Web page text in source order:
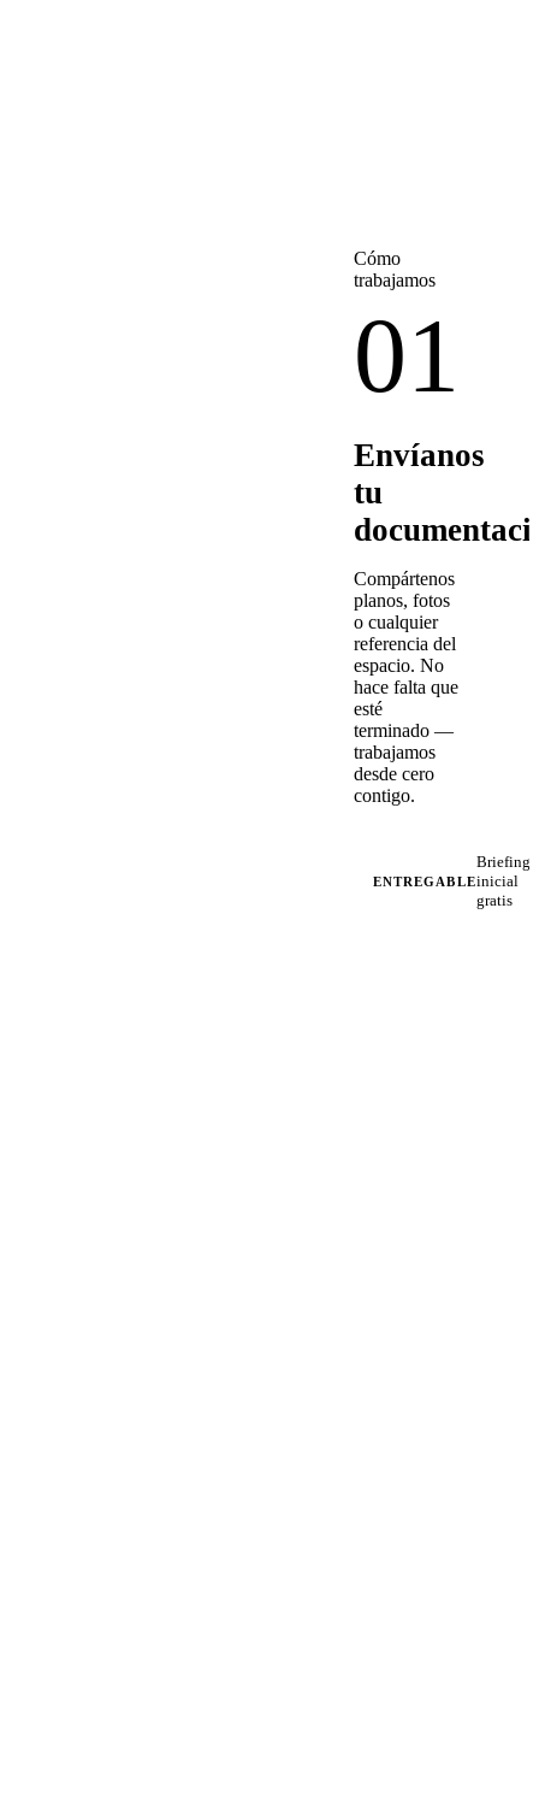
Cómo
trabajamos
01
Envíanos
tu
Compártenos
planos, fotos
o cualquier
referencia del
espacio. No
hace falta que
esté
terminado —
trabajamos
desde cero
contigo.
ENTREGABLE
Briefing
inicial
gratis